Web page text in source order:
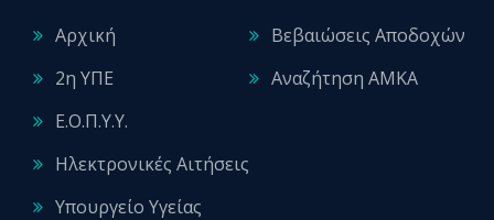
Αρχική
2η ΥΠΕ
Ε.Ο.Π.Υ.Υ.
Ηλεκτρονικές Αιτήσεις
Υπουργείο Υγείας
Βεβαιώσεις Αποδοχών
Αναζήτηση ΑΜΚΑ